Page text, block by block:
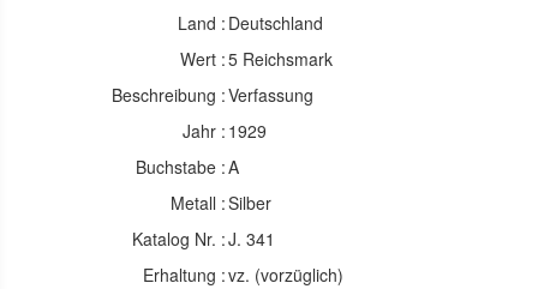
Land : Deutschland
Wert :5 Reichsmark
Beschreibung :Verfassung
Jahr : 1929
Buchstabe :A
Metall :Silber
Katalog Nr. :J. 341
Erhaltung :vz. (vorzüglich)